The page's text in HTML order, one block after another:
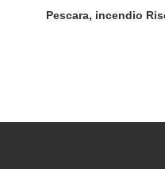
Pescara, incendio